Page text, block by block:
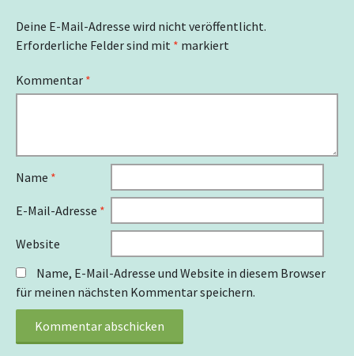
Deine E-Mail-Adresse wird nicht veröffentlicht.
Erforderliche Felder sind mit * markiert
Kommentar *
Name *
E-Mail-Adresse *
Website
Name, E-Mail-Adresse und Website in diesem Browser
für meinen nächsten Kommentar speichern.